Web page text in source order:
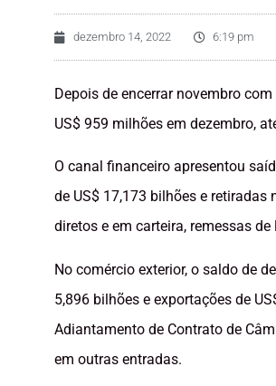
dezembro 14, 2022 6:19 pm
Depois de encerrar novembro
US$ 959 milhões em dezembro,
O canal financeiro apresentou
de US$ 17,173 bilhões e
diretos e em carteira, remessas
No comércio exterior, o saldo de
5,896 bilhões e exportações de
Adiantamento de Contrato de
em outras entradas.